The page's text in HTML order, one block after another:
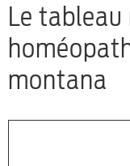
Le
montana